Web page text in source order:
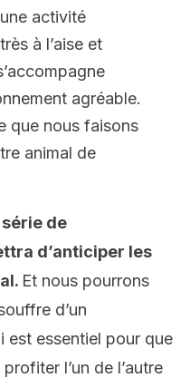
activité
à l’aise et
agréable.
que nous faisons
animal de
de
d’anticiper les
Et nous pourrons
d’un
est essentiel pour que
l’un de l’autre